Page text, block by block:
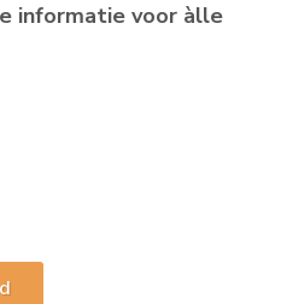
informatie voor àlle